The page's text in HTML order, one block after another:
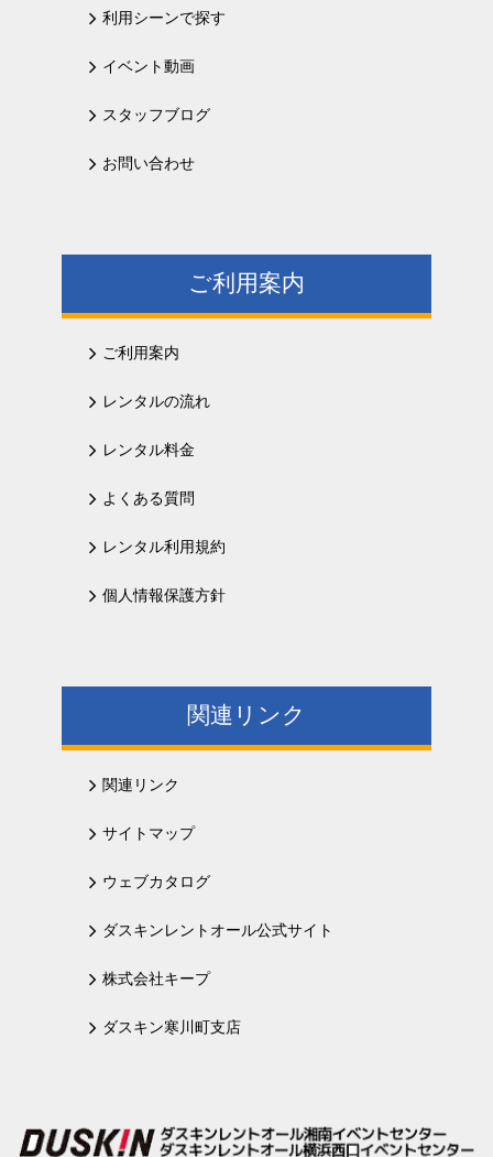
利用シーンで探す
イベント動画
スタッフブログ
お問い合わせ
ご利用案内
ご利用案内
レンタルの流れ
レンタル料金
よくある質問
レンタル利用規約
個人情報保護方針
関連リンク
関連リンク
サイトマップ
ウェブカタログ
ダスキンレントオール公式サイト
株式会社キープ
ダスキン寒川町支店